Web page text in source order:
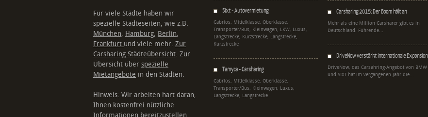
Für viele Städte haben wir
spezielle Städteseiten, wie z.B.
München, Hamburg, Berlin,
Frankfurt und viele mehr. Zur
Carsharing Städteübersicht. Zur
Übersicht über spezielle
Mietangebote in den Städten.
Hinweis: Wir arbeiten hart daran,
Ihnen kostenfrei nützliche
Informationen bereitzustellen.
Sixt - Autovermietung
Cabrios, Mittelklasse, Oberklasse,
Transporter/Bus, Kleinwagen, LKW, Luxus,
Langstrecke, Kurzstrecke, Langstrecke,
Kurzstrecke
Tamyca - Carsharing
Cabrios, Mittelklasse, Oberklasse,
Transporter/Bus, Kleinwagen, Luxus,
Langstrecke, Langstrecke
Carsharing 2015: Der Boom hält an
Mehr als eine Million Carsharer gibt es in
Deutschland. Führende...
DriveNow verstärkt internationale Expansion
DriveNow, das Carsahring-Angebot von BMW
und SIXT hat im vergangenen Jahr die...